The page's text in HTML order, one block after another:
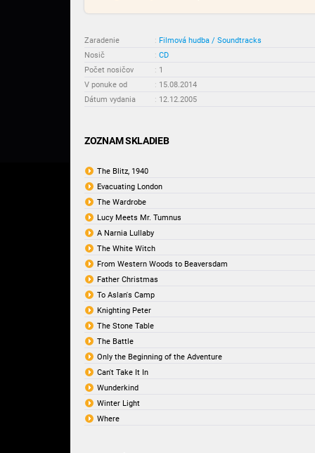
Zaradenie : Filmová hudba / Soundtracks
Nosič
: CD
Počet nosičov
: 1
V ponuke od
: 15.08.2014
Dátum vydania
: 12.12.2005
ZOZNAM SKLADIEB
The Blitz, 1940
Evacuating London
The Wardrobe
Lucy Meets Mr. Tumnus
A Narnia Lullaby
The White Witch
From Western Woods to Beaversdam
Father Christmas
To Aslan's Camp
Knighting Peter
The Stone Table
The Battle
Only the Beginning of the Adventure
Can't Take It In
Wunderkind
Winter Light
Where